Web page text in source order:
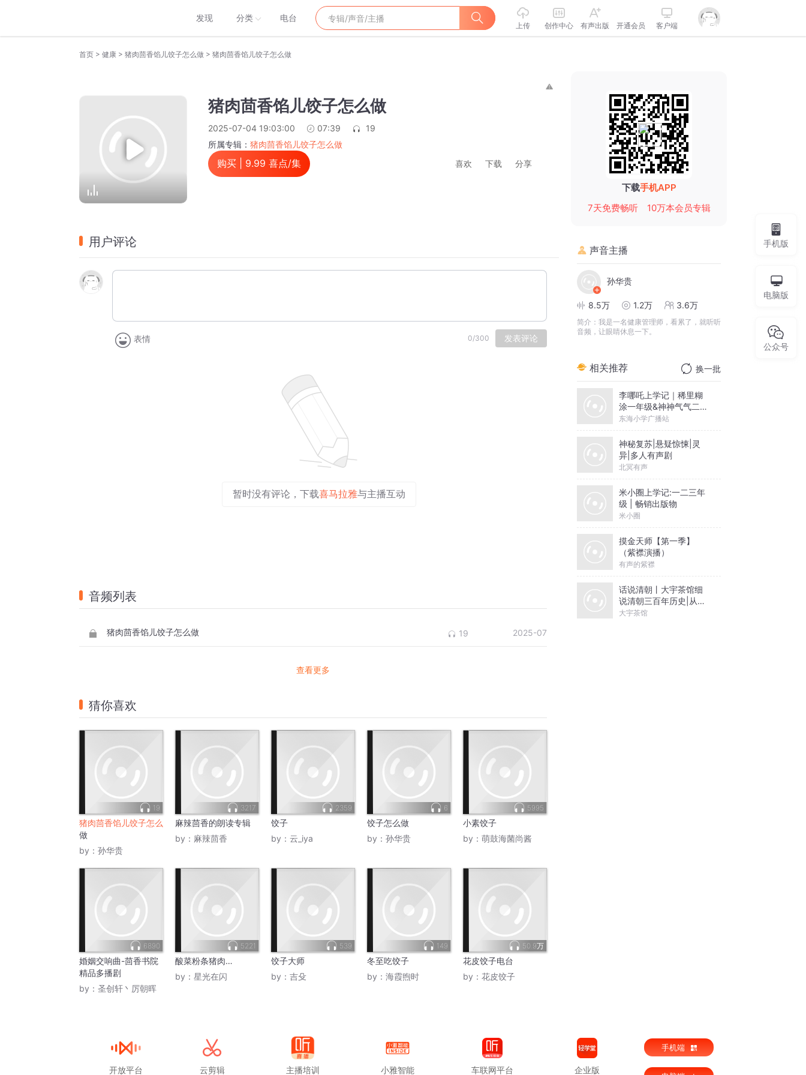
发现 分类 电台
上传 创作中心 有声出版 开通会员 客户端
首页 > 健康 > 猪肉茴香馅儿饺子怎么做 > 猪肉茴香馅儿饺子怎么做
猪肉茴香馅儿饺子怎么做
2025-07-04 19:03:00 07:39
19
所属专辑： 猪肉茴香馅儿饺子怎么做
购买 | 9.99 喜点/集 喜欢 下载 分享
用户评论
表情 0/300 发表评论
暂时没有评论，下载喜马拉雅与主播互动
音频列表
猪肉茴香馅儿饺子怎么做 19 2025-07
查看更多
猜你喜欢
19
猪肉茴香馅儿饺子怎么
做
by： 孙华贵
3217
麻辣茴香的朗读专辑
by： 麻辣茴香
2359
饺子
by： 云_iya
6
饺子怎么做
by： 孙华贵
5995
小素饺子
by： 萌鼓海菌尚酱
6890
婚姻交响曲-茴香书院
精品多播剧
by： 圣创轩丶厉朝晖
5221
酸菜粉条猪肉…
by： 星光在闪
539
饺子大师
by： 吉殳
149
冬至吃饺子
by： 海霞煦时
50.9万
花皮饺子电台
by： 花皮饺子
下载手机APP
7天免费畅听
10万本会员专辑
声音主播
孙华贵
8.5万 1.2万 3.6万
简介： 我是一名健康管理师，看累了，就听听
音频，让眼睛休息一下。
相关推荐 换一批
李哪吒上学记｜稀里糊
涂一年级&神神气气二年
级
东海小学广播站
神秘复苏|悬疑惊悚|灵
异|多人有声剧
北冥有声
米小圈上学记:一二三年
级 | 畅销出版物
米小圈
摸金天师【第一季】
（紫襟演播）
有声的紫襟
话说清朝丨大宇茶馆细
说清朝三百年历史|从努
尔哈赤到末代皇帝溥仪|
大宇茶馆
手机版
电脑版
公众号
开放平台 云剪辑 主播培训 小雅智能 车联网平台 企业版
手机端